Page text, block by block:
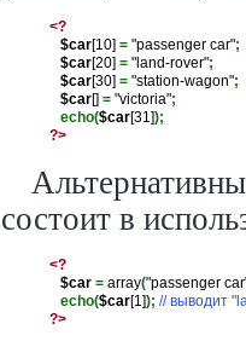
<?
$car[10] = "passenger car";
$car[20] = "land-rover";
$car[30] = "station-wagon";
$car[] = "victoria";
echo($car[31]);
?>
состоит в
<?
$car = array("passenger
echo($car[1]); // выводит
?>